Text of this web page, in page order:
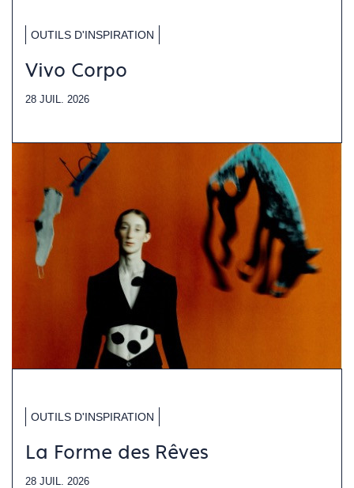
OUTILS D'INSPIRATION
Vivo Corpo
28 JUIL. 2026
OUTILS D'INSPIRATION
La Forme des Rêves
28 JUIL. 2026